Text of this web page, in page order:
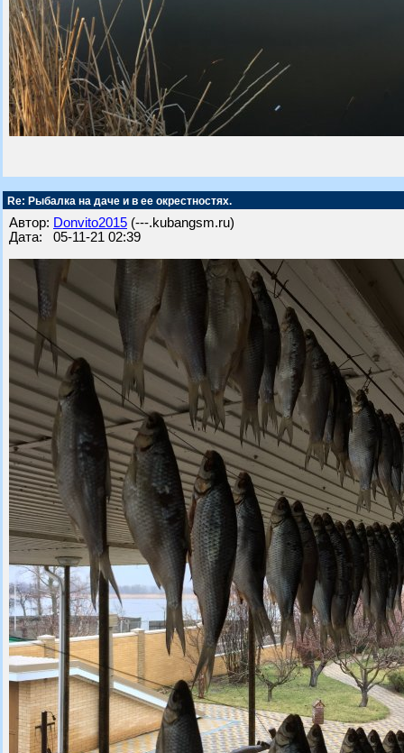
Re: Рыбалка на даче и в ее окрестностях.
Автор: Donvito2015 (---.kubangsm.ru)
Дата: 05-11-21 02:39